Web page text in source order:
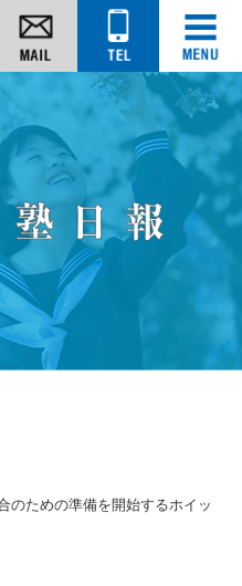
のための準備を開始するホイッ